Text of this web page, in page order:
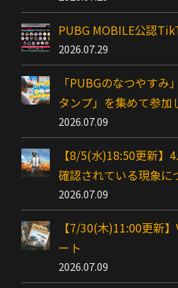
PUBG MOBILE公認
2026.07.29
「PUBGのなつやす
タンプ」を集めて参加
2026.07.09
【8/5(水)18:50更新】
確認されている現象に
2026.07.09
【7/30(木)11:00更新
ート
2026.07.09